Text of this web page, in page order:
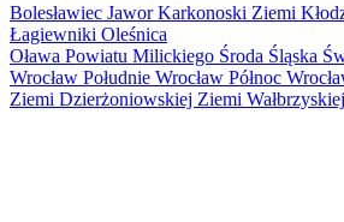
Bolesławiec JaworKarkonoski Ziemi
Łagiewniki Oleśnica
Oława Powiatu Milickiego Środa Śląska
Wrocław Południe Wrocław Północ
Ziemi Dzierżoniowskiej Ziemi Wałbrzyskiej